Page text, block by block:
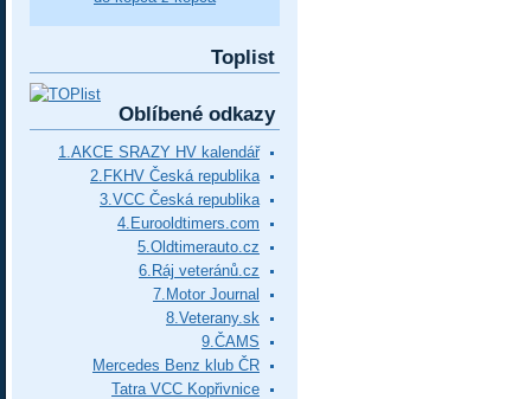
Toplist
Oblíbené odkazy
1.AKCE SRAZY HV kalendář
2.FKHV Česká republika
3.VCC Česká republika
4.Eurooldtimers.com
5.Oldtimerauto.cz
6.Ráj veteránů.cz
7.Motor Journal
8.Veterany.sk
9.ČAMS
Mercedes Benz klub ČR
Tatra VCC Kopřivnice